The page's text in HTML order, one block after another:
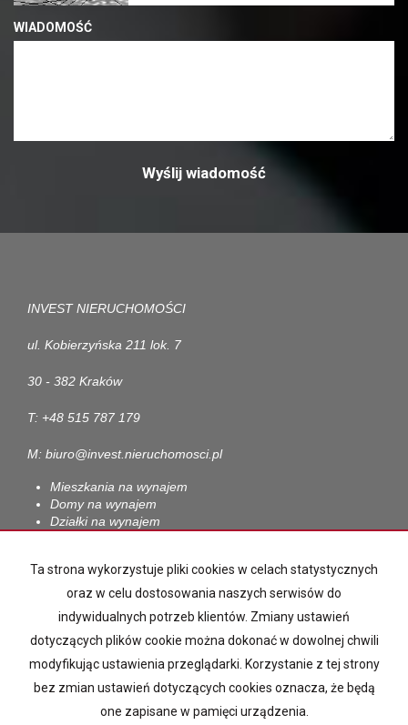
WIADOMOŚĆ
INVEST NIERUCHOMOŚCI
ul. Kobierzyńska 211 lok. 7
30 - 382 Kraków
T: +48 515 787 179
M: biuro@invest.nieruchomosci.pl
Mieszkania na wynajem
Domy na wynajem
Działki na wynajem
Obiekty na wynajem
Domy na sprzedaż
Działki na sprzedaż
Lokale na sprzedaż
Hale na sprzedaż
Obiekty na sprzedaż
Ta strona wykorzystuje pliki cookies w celach statystycznych
oraz w celu dostosowania naszych serwisów do
indywidualnych potrzeb klientów. Zmiany ustawień
dotyczących plików cookie można dokonać w dowolnej chwili
modyfikując ustawienia przeglądarki. Korzystanie z tej strony
bez zmian ustawień dotyczących cookies oznacza, że będą
one zapisane w pamięci urządzenia.